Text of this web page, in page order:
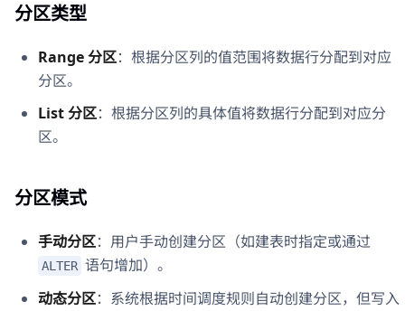
分区类型
Range 分区：根据分区列的值范围将数据行分配到对应
分区。
List 分区：根据分区列的具体值将数据行分配到对应分
区。
分区模式
手动分区：用户手动创建分区（如建表时指定或通过
ALTER 语句增加）。
动态分区：系统根据时间调度规则自动创建分区，但写入